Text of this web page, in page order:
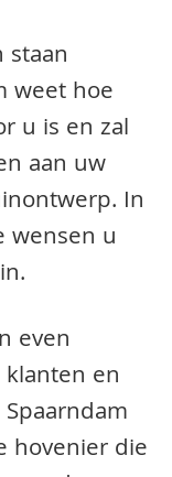
weet hoe
u is en zal
aan uw
In
wensen u
even
en
hovenier die